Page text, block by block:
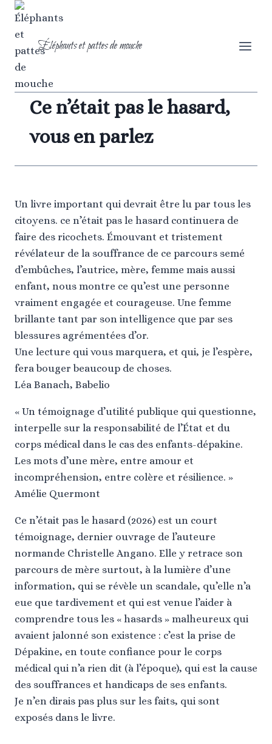
Aller
contenuÉléphants et pattes de mouche
Ce n’était pas le hasard,
vous en parlez
Un livre important qui devrait être lu par tous les
citoyens. ce n’était pas le hasard continuera de
faire des ricochets. Émouvant et tristement
révélateur de la souffrance de ce parcours semé
d’embûches, l’autrice, mère, femme mais aussi
enfant, nous montre ce qu’est une personne
vraiment engagée et courageuse. Une femme
brillante tant par son intelligence que par ses
blessures agrémentées d’or.
Une lecture qui vous marquera, et qui, je l’espère,
fera bouger beaucoup de choses.
Léa Banach, Babelio
« Un témoignage d’utilité publique qui questionne,
interpelle sur la responsabilité de l’État et du
corps médical dans le cas des enfants-dépakine.
Les mots d’une mère, entre amour et
incompréhension, entre colère et résilience. »
Amélie Quermont
Ce n’était pas le hasard (2026) est un court
témoignage, dernier ouvrage de l’auteure
normande Christelle Angano. Elle y retrace son
parcours de mère surtout, à la lumière d’une
information, qui se révèle un scandale, qu’elle n’a
eue que tardivement et qui est venue l’aider à
comprendre tous les « hasards » malheureux qui
avaient jalonné son existence : c’est la prise de
Dépakine, en toute confiance pour le corps
médical qui n’a rien dit (à l’époque), qui est la cause
des souffrances et handicaps de ses enfants.
Je n’en dirais pas plus sur les faits, qui sont
exposés dans le livre.